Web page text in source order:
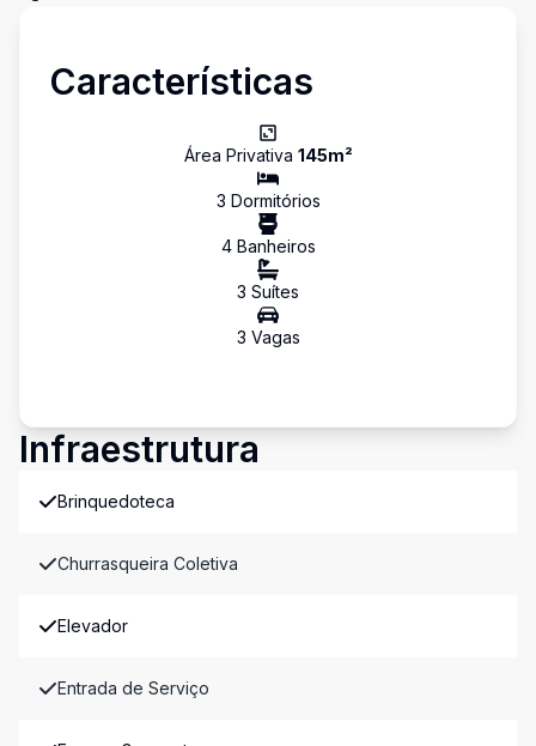
Características
Área Privativa 145m²
3 Dormitórios
4Banheiros
3 Suítes
3 Vagas
Infraestrutura
Brinquedoteca
Churrasqueira Coletiva
Elevador
Entrada de Serviço